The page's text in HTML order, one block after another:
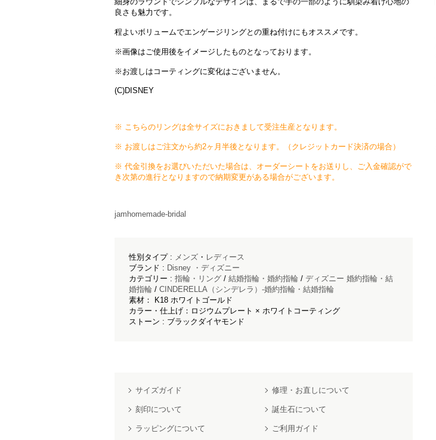
良さも魅力です。
程よいボリュームでエンゲージリングとの重ね付けにもオススメです。
※画像はご使用後をイメージしたものとなっております。
※お渡しはコーティングに変化はございません。
(C)DISNEY
※ こちらのリングは全サイズにおきまして受注生産となります。
※ お渡しはご注文から約2ヶ月半後となります。（クレジットカード決済の場合）
※ 代金引換をお選びいただいた場合は、オーダーシートをお送りし、ご入金確認がで
き次第の進行となりますので納期変更がある場合がございます。
jamhomemade-bridal
性別タイプ : メンズ ・ レディース
ブランド : Disney ・ディズニー
カテゴリー : 指輪・リング / 結婚指輪・婚約指輪 / ディズニー 婚約指輪・結
婚指輪 / CINDERELLA（シンデレラ）-婚約指輪・結婚指輪
素材： K18 ホワイトゴールド
カラー・仕上げ：ロジウムプレート × ホワイトコーティング
ストーン : ブラックダイヤモンド
サイズガイド 修理・お直しについて
刻印について 誕生石について
ラッピングについて ご利用ガイド